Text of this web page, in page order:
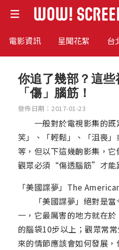
電影資訊 星聞花絮 台
你追了幾部？這
「傷」腦筋！
發佈日期：2017-01-23
一般對於電視影集的既
笑」、「輕鬆」、「沮喪
等，但以下這幾齣影集，
觀眾必須“傷透腦筋”才能
「美國諜夢」The
「美國諜夢」絕對是當
一，它最厲害的地方就在
的腦袋10步以上；觀眾常
來的情節應該會如何發展